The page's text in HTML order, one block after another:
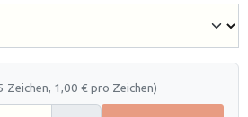
Zeichen, 1,00 € pro Zeichen)